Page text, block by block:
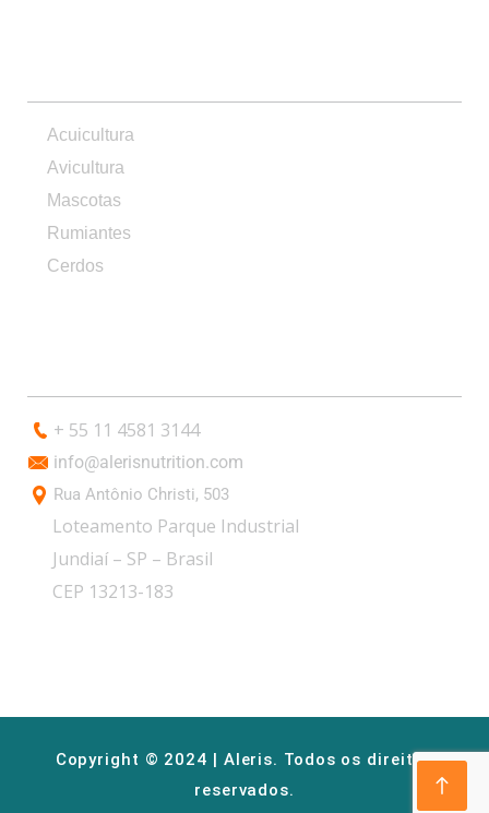
Acuicultura
Avicultura
Mascotas
Rumiantes
Cerdos
+ 55 11 4581 3144
info@alerisnutrition.com
Rua Antônio Christi, 503
Loteamento Parque Industrial
Jundiaí – SP – Brasil
CEP 13213-183
Copyright © 2024 | Aleris. Todos os direitos
reservados.